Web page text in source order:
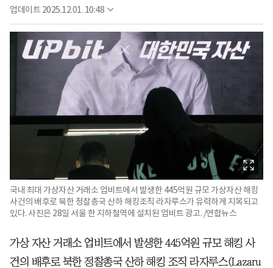
업데이트 2025.12.01. 10:48
국내 최대 가상자산 거래소 업비트에서 발생한 445억원 규모 가상자산 해킹
사건의 배후로 북한 정찰총국 산하 해킹조직 라자루스가 유력하게 지목되고
있다. 사진은 28일 서울 한 지하철역에 설치된 업비트 광고. /연합뉴스
가상 자산 거래소 업비트에서 발생한 445억원 규모 해킹 사
건의 배후로 북한 정찰총국 산하 해킹 조직 라자루스(Lazaru